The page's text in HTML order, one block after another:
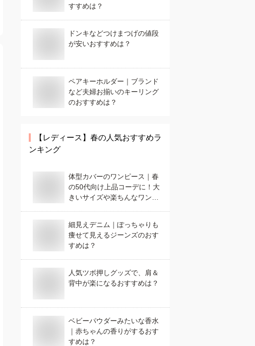
すすめは？
ドンキなどつけまつげの値段
が安いおすすめは？
ペアキーホルダー｜ブランド
など夫婦お揃いのキーリング
のおすすめは？
【レディース】 春の人気おすすめラ
ンキング
体型カバーのワンピース｜春
の50代向け上品コーデに！大
きいサイズや楽ちんなワンピ
細見えデニム｜ぽっちゃりも
痩せて見えるジーンズのおす
すめは？
人気ツボ押しグッズで、肩＆
背中が楽になるおすすめは？
ベビーパウダーみたいな香水
｜赤ちゃんの香りがするおす
すめは？